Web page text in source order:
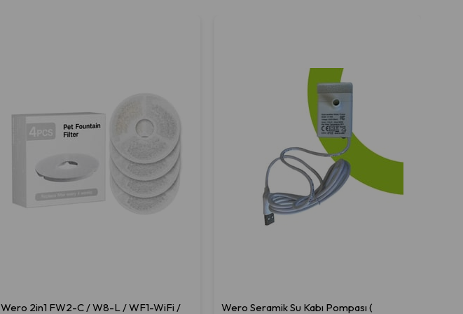
Wero 2in1 FW2-C / W8-L / WF1-WiFi / Wero Seramik Su Kabı Pompası (